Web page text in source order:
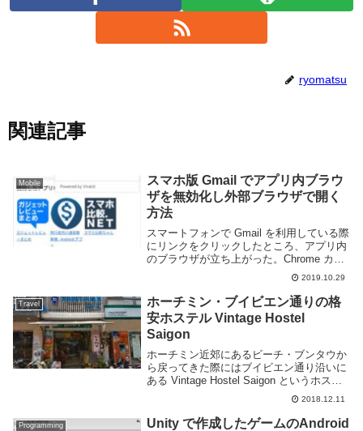
ryomatsu
関連記事
Mobile
スマホ版 Gmail でアプリ内ブラウ
ザを無効化し外部ブラウザで開く
方法
スマートフォンで Gmail を利用している際
にリンクをクリックしたところ、アプリ内
のブラウザが立ち上がった。Chrome カス
タムタブを利用したこのアプリ内ブラウザ
は Chrome のデータを利用しているためロ
グイン情報などをそのまま利用...
2019.10.29
Travel
ホーチミン・ブイビエン通りの格
安ホステル Vintage Hostel
Saigon
ホーチミン近郊にあるビーチ・ブンタウか
ら戻ってきた際にはブイビエン通り沿いに
ある Vintage Hostel Saigon というホステ
ル・ゲストハウスに泊まったのでメモして
おこう場所はブイビエン通りの真ん中、バ
ーやレストラン、マッサージ...
2018.12.11
Programming
Unity で作成したゲームのAndroid